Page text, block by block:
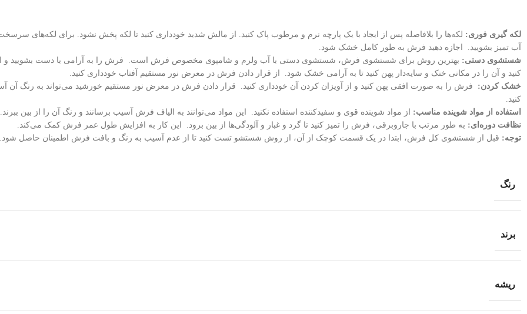
لکه گیری فوری: لکه‌ها را بلافاصله پس از ایجاد با یک پارچه نرم و مرطوب پاک کنید. از مالش شدید خودداری کنید تا لکه پخش نشود. برای لکه‌های
آب تمیز بشویید. اجازه دهید فرش به طور کامل خشک شود.
شستشوی دستی: بهترین روش برای شستشوی فرش، شستشوی دستی با آب ولرم و شامپوی مخصوص فرش است. فرش را به آرامی با دست بشویید و
کنید و آن را در مکانی خنک و سایه‌دار پهن کنید تا به آرامی خشک شود. از قرار دادن فرش در معرض نور مستقیم آفتاب خودداری کنید.
خشک کردن: فرش را به صورت افقی پهن کنید و از آویزان کردن آن خودداری کنید. قرار دادن فرش در معرض نور مستقیم خورشید می‌تواند به رنگ آن
کنید.
استفاده از مواد شوینده مناسب: از مواد شوینده قوی و سفیدکننده استفاده نکنید. این مواد می‌توانند به الیاف فرش آسیب برسانند و رنگ آن را از بین ببرند.
نظافت دوره‌ای: به طور مرتب با جاروبرقی، فرش را تمیز کنید تا گرد و غبار و آلودگی‌ها از بین برود. این کار به افزایش طول عمر فرش کمک می‌کند.
توجه: قبل از شستشوی کل فرش، ابتدا در یک قسمت کوچک از آن، از روش شستشو تست کنید تا از عدم آسیب به رنگ و بافت فرش اطمینان حاصل شود.
رنگ
برند
ریشه